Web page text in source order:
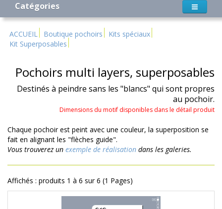
Catégories
ACCUEIL Boutique pochoirs
Kits spéciaux
Kit Superposables
Pochoirs multi layers, superposables
Destinés à peindre sans les "blancs" qui sont propres
au pochoir.
Dimensions du motif disponibles dans le détail produit
Chaque pochoir est peint avec une couleur, la superposition se
fait en alignant les "flèches guide".
Vous trouverez un exemple de réalisation dans les galeries.
Affichés : produits 1 à 6 sur 6 (1 Pages)